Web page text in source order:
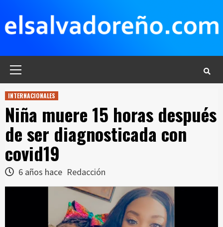
contenido
INTERNACIONALES
Niña muere 15 horas después
de ser diagnosticada con
covid19
6 años hace Redacción